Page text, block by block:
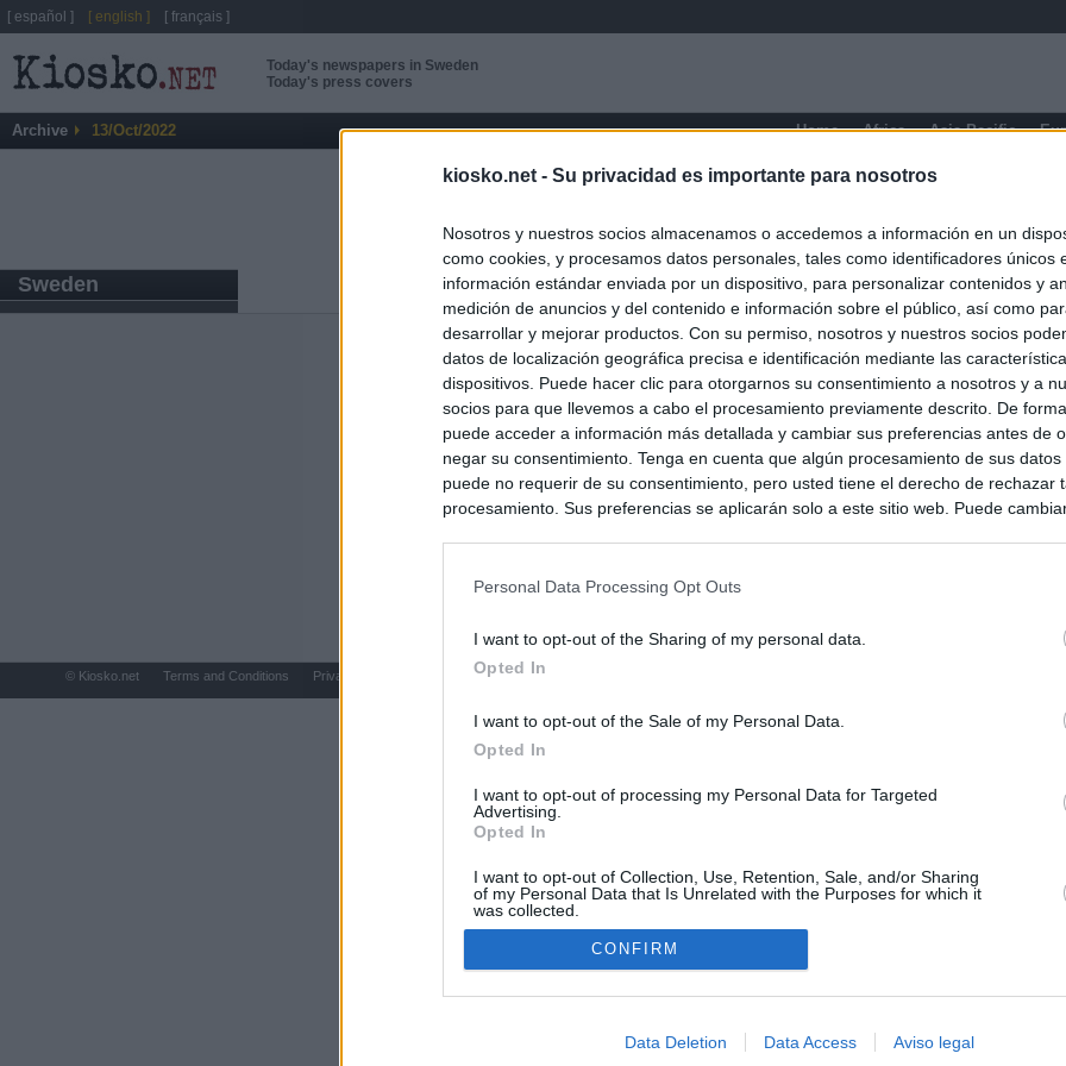
kiosko.net - Su privacidad es importante para nosotros
Nosotros y nuestros socios almacenamos o accedemos a información en un
como cookies, y procesamos datos personales, tales como identificadores únicos
información estándar enviada por un dispositivo, para personalizar contenidos y
medición de anuncios y del contenido e información sobre el público, así como
desarrollar y mejorar productos. Con su permiso, nosotros y nuestros socios
datos de localización geográfica precisa e identificación mediante las
dispositivos. Puede hacer clic para otorgarnos su consentimiento a nosotros y a
socios para que llevemos a cabo el procesamiento previamente descrito. De
puede acceder a información más detallada y cambiar sus preferencias antes de
negar su consentimiento. Tenga en cuenta que algún procesamiento de sus
puede no requerir de su consentimiento, pero usted tiene el derecho de rechazar
procesamiento. Sus preferencias se aplicarán solo a este sitio web. Puede
Personal Data Processing Opt Outs
I want to opt-out of the Sharing of my personal data.
Opted In
I want to opt-out of the Sale of my Personal Data.
Opted In
I want to opt-out of processing my Personal Data for Targeted
Advertising.
Opted In
I want to opt-out of Collection, Use, Retention, Sale, and/or Sharing
of my Personal Data that Is Unrelated with the Purposes for which it
was collected.
Opted In
CONFIRM
Data Deletion Data Access Aviso legal
Today's newspapers in Sweden
Today's press covers
Archive 13/Oct/2022 Home Africa Asia-Pacific
Sweden
ABOUT KIOSKO.NET
Kiosko.net
is a visual daily press directory that gives access to the world's largest news
sites and displays a readable image taken from today's frontpage cover of each
newspaper.
[ español ] [ english ] [ français ]
© Kiosko.net Terms and Conditions Privacy and Cookies